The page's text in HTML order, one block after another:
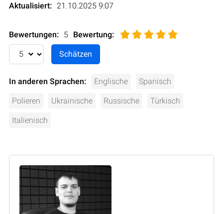
Aktualisiert: 21.10.2025 9:07
Bewertungen: 5 Bewertung:
In anderen Sprachen: Englische Spanisch
Polieren Ukrainische Russische Türkisch
Italienisch